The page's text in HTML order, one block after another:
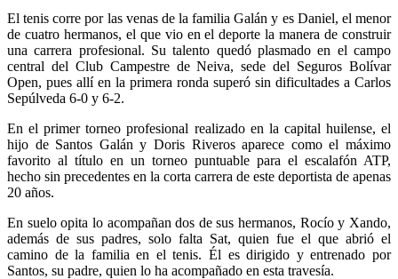
El tenis corre por las venas de la familia Galán y es Daniel, el menor
de cuatro hermanos, el que vio en el deporte la manera de construir
una carrera profesional. Su talento quedó plasmado en el campo
central del Club Campestre de Neiva, sede del Seguros Bolívar
Open, pues allí en la primera ronda superó sin dificultades a Carlos
Sepúlveda 6-0 y 6-2.
En el primer torneo profesional realizado en la capital huilense, el
hijo de Santos Galán y Doris Riveros aparece como el máximo
favorito al título en un torneo puntuable para el escalafón ATP,
hecho sin precedentes en la corta carrera de este deportista de apenas
20 años.
En suelo opita lo acompañan dos de sus hermanos, Rocío y Xando,
además de sus padres, solo falta Sat, quien fue el que abrió el
camino de la familia en el tenis. Él es dirigido y entrenado por
Santos, su padre, quien lo ha acompañado en esta travesía.